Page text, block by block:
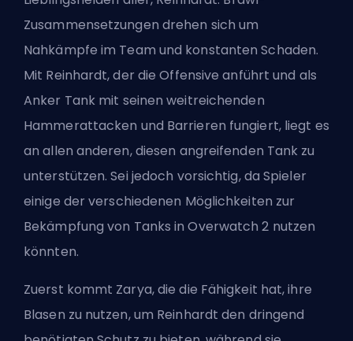
Zusammensetzungen drehen sich um
Nahkämpfe im Team und konstanten Schaden.
Mit Reinhardt, der die Offensive anführt und als
Anker Tank mit seinen weitreichenden
Hammerattacken und Barrieren fungiert, liegt es
an allen anderen, diesen angreifenden Tank zu
unterstützen. Sei jedoch vorsichtig, da Spieler
einige derverschiedenen Möglichkeiten zur
Bekämpfung von Tanks in Overwatch 2 nutzen
könnten.
Zuerst kommt Zarya, die die Fähigkeit hat, ihre
Blasen zu nutzen, um Reinhardt den dringend